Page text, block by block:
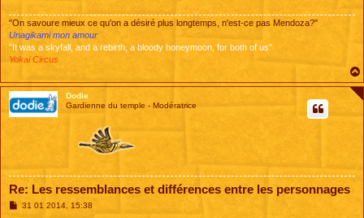
"On savoure mieux ce qu'on a désiré plus longtemps, n'est-ce pas Mendoza?"
Unagikami mon amour
"It was a skyfall, and a rebirth, a bloody honeymoon, for both of us"
Yokai Circus
Dodie
Gardienne du temple - Modératrice
Re: Les ressemblances et différences entre les personnages
M31 01 2014, 15:38